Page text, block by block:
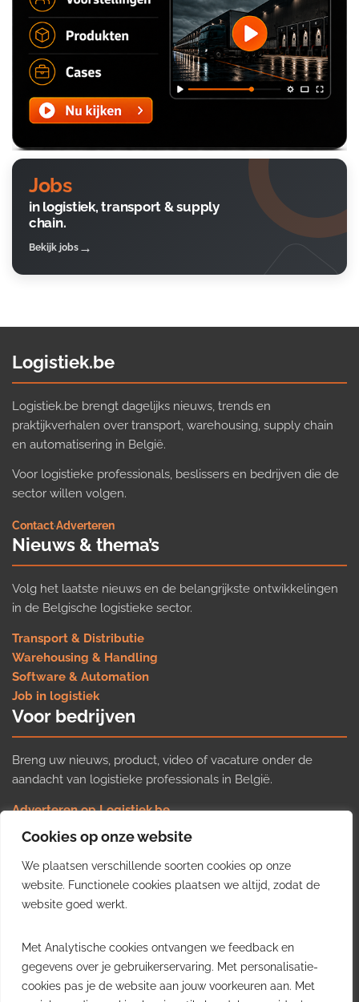
Cookies op onze website
We plaatsen verschillende soorten cookies op onze
website. Functionele cookies plaatsen we altijd, zodat de
website goed werkt.
Met Analytische cookies ontvangen we feedback en
gegevens over je gebruikerservaring. Met personalisatie-
cookies pas je de website aan jouw voorkeuren aan. Met
Jobs
in logistiek, transport & supply
chain.
Bekijk jobs
Logistiek.be
Logistiek.be brengt dagelijks nieuws, trends en
praktijkverhalen over transport, warehousing, supply chain
en automatisering in België.
Voor logistieke professionals, beslissers en bedrijven die de
sector willen volgen.
Contact·Adverteren
Nieuws & thema’s
Volg het laatste nieuws en de belangrijkste ontwikkelingen
in de Belgische logistieke sector.
Transport & Distributie
Warehousing & Handling
Software & Automation
Job in logistiek
Voor bedrijven
Breng uw nieuws, product, video of vacature onder de
aandacht van logistieke professionals in België.
Adverteren op Logistiek.be
Nieuws insturen
Uw video op Logistiek.TV
Job plaatsen
Gratis wekelijkse update
inzichten uit de Belgische logistieke sector in uw inbox.
Ontvang je gratis